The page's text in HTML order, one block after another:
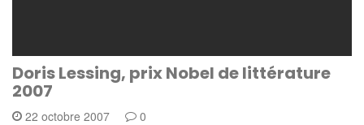
Doris Lessing, prix Nobel de littérature
2007
22 octobre 2007 0